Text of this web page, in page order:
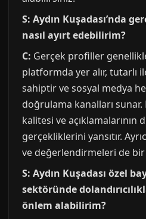
S: Aydın Kuşadası’nda
nasıl ayırt edebilirim?
C: Gerçek profiller
platformda yer alır, tutarlı
sahiptir ve sosyal medya
doğrulama kanalları sunar.
kalitesi ve açıklamalarının
gerçekliklerini yansıtır.
ve değerlendirmeleri de
S: Aydın Kuşadası özel
sektöründe
önlem alabilirim?